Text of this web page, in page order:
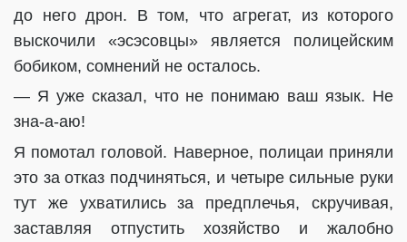
до него дрон. В том, что агрегат, из которого
выскочили «эсэсовцы» является полицейским
бобиком, сомнений не осталось.
— Я уже сказал, что не понимаю ваш язык. Не
зна-а-аю!
Я помотал головой. Наверное, полицаи приняли
это за отказ подчиняться, и четыре сильные руки
тут же ухватились за предплечья, скручивая,
заставляя отпустить хозяйство и жалобно